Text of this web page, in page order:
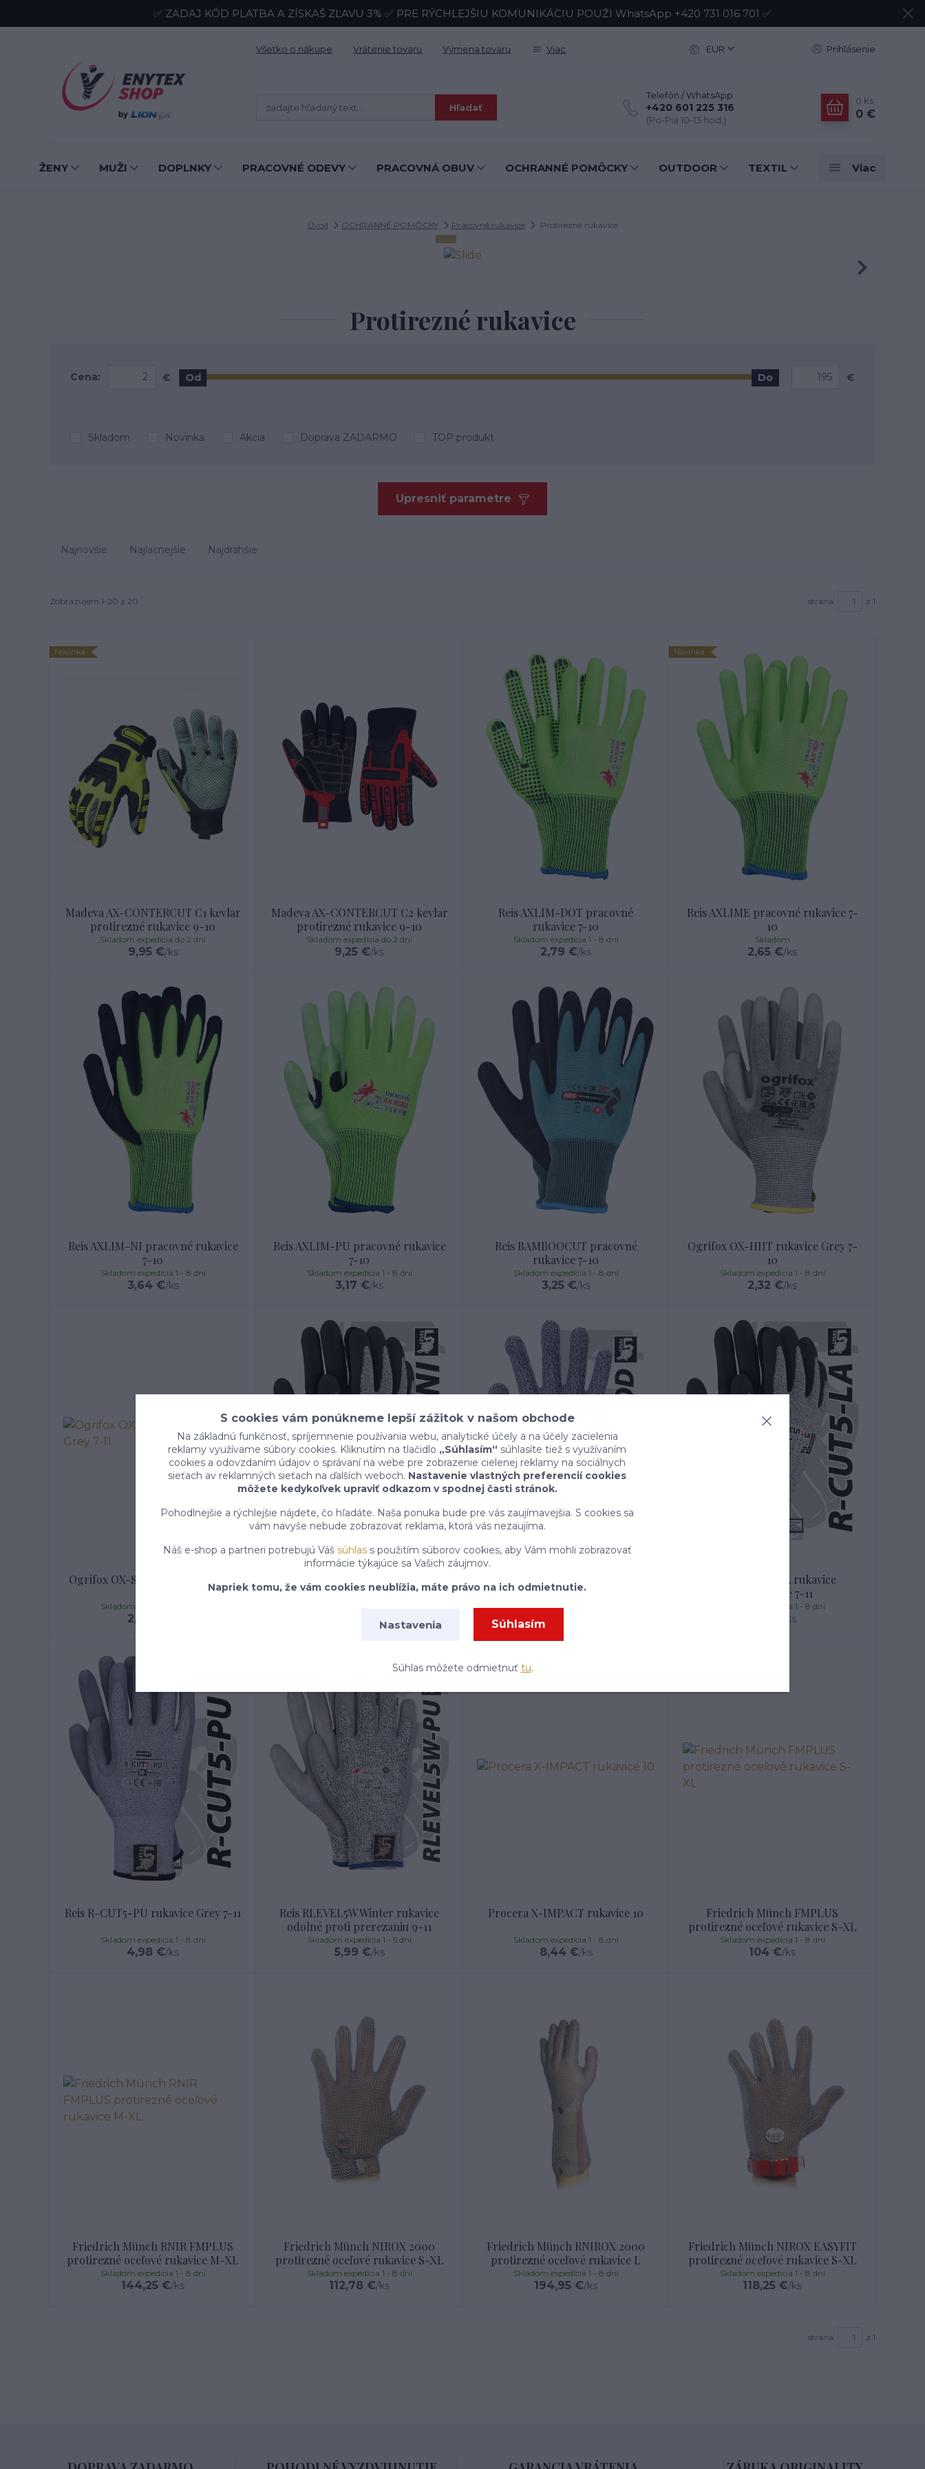
✅ ZADAJ KÓD PLATBA A ZÍSKAŠ ZĽAVU 3% ✅ PRE RÝCHLEJŠIU KOMUNIKÁCIU POUŽI WhatsApp +420 731 016 701 ✅
Všetko o nákupe Vrátenie tovaru Výmena tovaru Viac EUR Prihlásenie
Hľadať
Telefón / WhatsApp
+420 601 225 316
(Po-Pia 10-13 hod.)
0 ks
0 €
ŽENY MUŽI DOPLNKY PRACOVNÉ ODEVY PRACOVNÁ OBUV OCHRANNÉ POMÔCKY OUTDOOR TEXTIL Viac
Úvod OCHRANNÉ POMÔCKY Pracovné rukavice Protirezné rukavice
Protirezné rukavice
Upresniť parametre
Cena: € Od Do €
Skladom Novinka Akcia Doprava ZADARMO TOP produkt
Najnovšie Najlacnejšie Najdrahšie
Zobrazujem 1-20 z 20 strana z 1
Novinka
Madeva AX-CONTERCUT C1 kevlar
protirezné rukavice 9-10
9,95 €/ks
Skladom expedícia do 2 dní
Madeva AX-CONTERCUT C2 kevlar
protirezné rukavice 9-10
9,25 €/ks
Skladom expedícia do 2 dní
Reis AXLIM-DOT pracovné
rukavice 7-10
2,79 €/ks
Skladom expedícia 1 - 8 dní
Novinka
Reis AXLIME pracovné rukavice 7-
10
2,65 €/ks
Skladom
Reis AXLIM-NI pracovné rukavice
7-10
3,64 €/ks
Skladom expedícia 1 - 8 dní
Reis AXLIM-PU pracovné rukavice
7-10
3,17 €/ks
Skladom expedícia 1 - 8 dní
Reis BAMBOOCUT pracovné
rukavice 7-10
3,25 €/ks
Skladom expedícia 1 - 8 dní
Ogrifox OX-HIIT rukavice Grey 7-
10
2,32 €/ks
Skladom expedícia 1 - 8 dní
Ogrifox OX-STEEL rukavice Grey
2,69 €
Skladom expedícia 1 - 8 dní
Reis R-CUT5-IN rukavice
Black/White 7-11
ks
Reis R-CUT5FOODN rukavice
Blue/White 8-10
Skladom expedícia 1 - 8 dní
Reis R-CUT5-LA rukavice
Black/White 7-11
ks
Skladom expedícia 1 - 8 dní
Reis R-CUT5-PU rukavice Grey 7-11
4,98 €/ks
Skladom expedícia 1 - 8 dní
Reis RLEVEL5W Winter rukavice
odolné proti prerezaniu 9-11
5,99 €/ks
Skladom expedícia 1 - 5 dní
Procera X-IMPACT rukavice 10
8,44 €/ks
Skladom expedícia 1 - 8 dní
Friedrich Münch FMPLUS
protirezné oceľové rukavice S-XL
104 €/ks
Skladom expedícia 1 - 8 dní
Friedrich Münch RNIR FMPLUS
protirezné oceľové rukavice M-XL
144,25 €/ks
Skladom expedícia 1 - 8 dní
Friedrich Münch NIROX 2000
protirezné oceľové rukavice S-XL
112,78 €/ks
Skladom expedícia 1 - 8 dní
Friedrich Münch RNIROX 2000
protirezné oceľové rukavice L
194,95 €/ks
Skladom expedícia 1 - 8 dní
Friedrich Münch NIROX EASYFIT
protirezné oceľové rukavice S-XL
118,25 €/ks
Skladom expedícia 1 - 8 dní
strana z 1
S cookies vám ponúkneme lepší zážitok v našom obchode
Na základnú funkčnosť, spríjemnenie používania webu, analytické účely a na účely zacielenia
reklamy využívame súbory cookies. Kliknutím na tlačidlo „Súhlasím“ súhlasíte tiež s využívaním
cookies a odovzdaním údajov o správaní na webe pre zobrazenie cielenej reklamy na sociálnych
sieťach av reklamných sieťach na ďalších weboch. Nastavenie vlastných preferencií cookies
môžete kedykoľvek upraviť odkazom v spodnej časti stránok.
Pohodlnejšie a rýchlejšie nájdete, čo hľadáte. Naša ponuka bude pre vás zaujímavejšia. S cookies sa
vám navyše nebude zobrazovať reklama, ktorá vás nezaujíma.
Náš e-shop a partneri potrebujú Váš súhlass použitím súborov cookies, aby Vám mohli zobrazovať
informácie týkajúce sa Vašich záujmov.
Napriek tomu, že vám cookies neublížia, máte právo na ich odmietnutie.
Nastavenia Súhlasím
Súhlas môžete odmietnuť tu.